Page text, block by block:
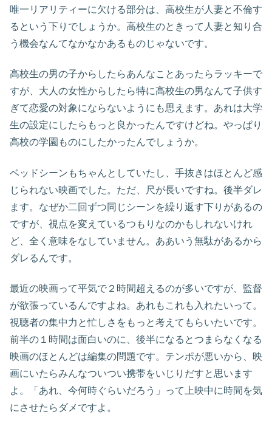
唯一リアリティーに欠ける部分は、高校生が人妻と不倫す
るという下りでしょうか。高校生のときって人妻と知り合
う機会なんてなかなかあるものじゃないです。
高校生の男の子からしたらあんなことあったらラッキーで
すが、大人の女性からしたら特に高校生の男なんて子供す
ぎて恋愛の対象にならないようにも思えます。あれは大学
生の設定にしたらもっと良かったんですけどね。やっぱり
高校の学園ものにしたかったんでしょうか。
ベッドシーンもちゃんとしていたし、手抜きはほとんど感
じられない映画でした。ただ、尺が長いですね。後半ダレ
ます。なぜか二回ずつ同じシーンを繰り返す下りがあるの
ですが、視点を変えているつもりなのかもしれないけれ
ど、全く意味をなしていません。ああいう無駄があるから
ダレるんです。
最近の映画って平気で２時間超えるのが多いですが、監督
が欲張っているんですよね。あれもこれも入れたいって。
視聴者の集中力と忙しさをもっと考えてもらいたいです。
前半の１時間は面白いのに、後半になるとつまらなくなる
映画のほとんどは編集の問題です。テンポが悪いから、映
画にいたらみんなついつい携帯をいじりだすと思います
よ。「あれ、今何時ぐらいだろう」って上映中に時間を気
にさせたらダメですよ。